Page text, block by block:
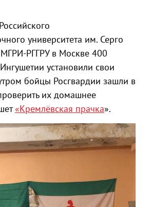
университета им. Серго
РГГРУ в Москве 400
установили свои
бойцы Росгвардии зашли в
их домашнее
«Кремлёвская прачка».